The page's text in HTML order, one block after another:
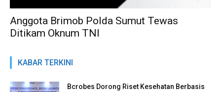
Anggota Brimob Polda Sumut Tewas
Ditikam Oknum TNI
KABAR TERKINI
Bcrobes Dorong Riset Kesehatan Berbasis